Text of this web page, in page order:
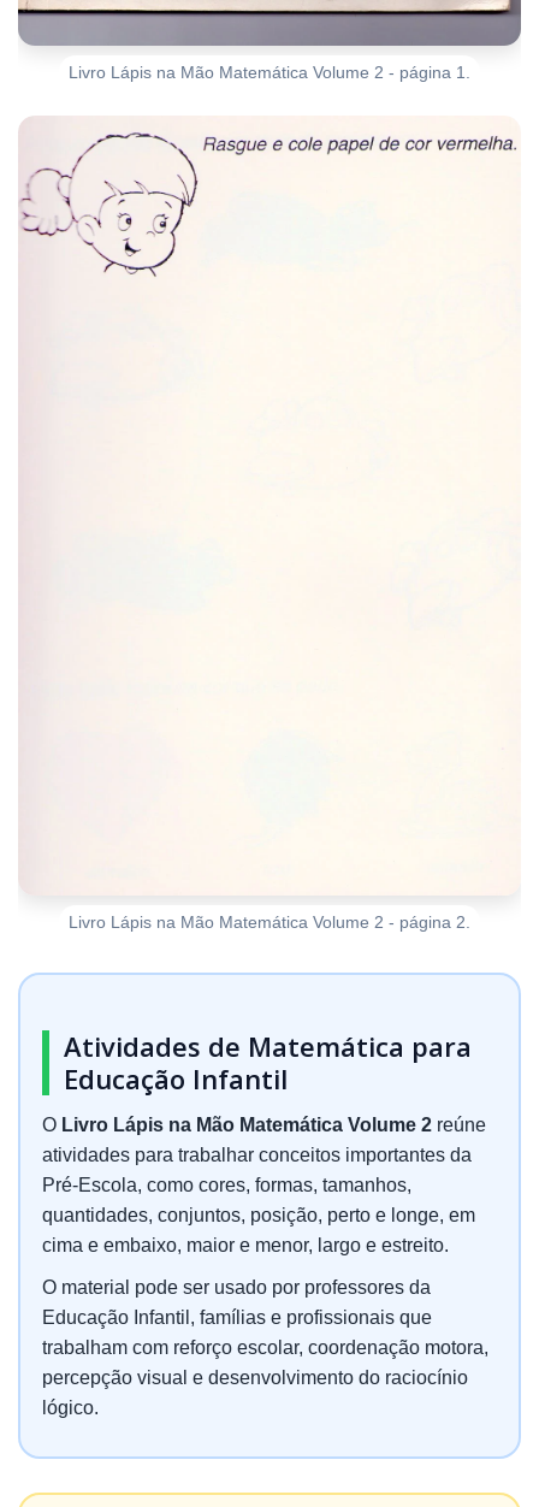
Livro Lápis na Mão Matemática Volume 2 - página 1.
Livro Lápis na Mão Matemática Volume 2 - página 2.
Atividades de Matemática para
Educação Infantil
O Livro Lápis na Mão Matemática Volume 2 reúne
atividades para trabalhar conceitos importantes da
Pré-Escola, como cores, formas, tamanhos,
quantidades, conjuntos, posição, perto e longe, em
cima e embaixo, maior e menor, largo e estreito.
O material pode ser usado por professores da
Educação Infantil, famílias e profissionais que
trabalham com reforço escolar, coordenação motora,
percepção visual e desenvolvimento do raciocínio
lógico.